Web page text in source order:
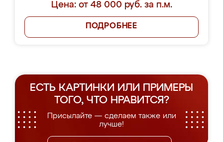
Цена: от 48 000 руб. за п.м.
ПОДРОБНЕЕ
ЕСТЬ КАРТИНКИ ИЛИ ПРИМЕРЫ
ТОГО, ЧТО НРАВИТСЯ?
Присылайте — сделаем также или
лучше!